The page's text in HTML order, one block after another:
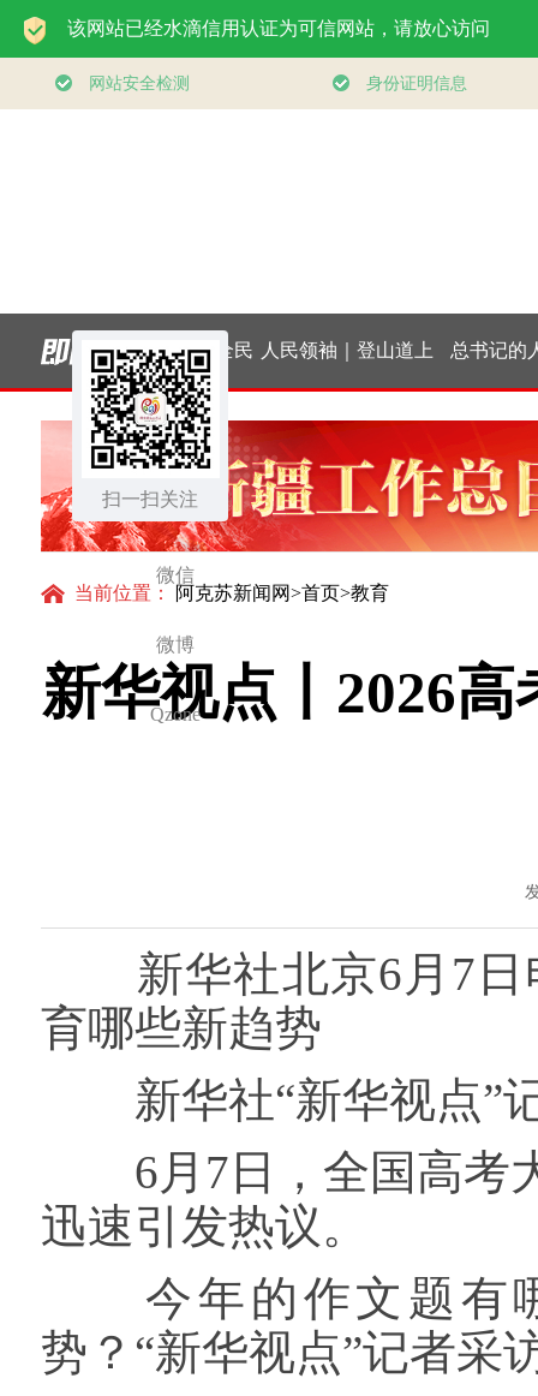
扫一扫关注
微信
微博
Qzone
一见·三个关键词，读
懂中国经济“半年答
卷”
构建更高水平的全民
健身公共服务体系
当前位置： 阿克苏新闻网>首页>教育
新华视点丨2026
新华社北京6月7日
育哪些新趋势
新华社“新华视点”
6月7日，全国高考大
迅速引发热议。
今年的作文题有哪
势？“新华视点”记者采